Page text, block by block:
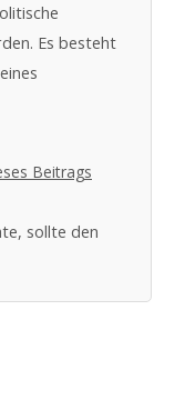
Es besteht
Beitrags
sollte den